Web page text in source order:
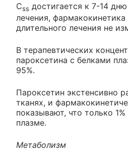
Css достигается к 7-14
лечения,
длительного лечения не
В терапевтических
пароксетина с белками
95%.
Пароксетин экстенсивно
тканях, и
показывают, что только
плазме.
Метаболизм